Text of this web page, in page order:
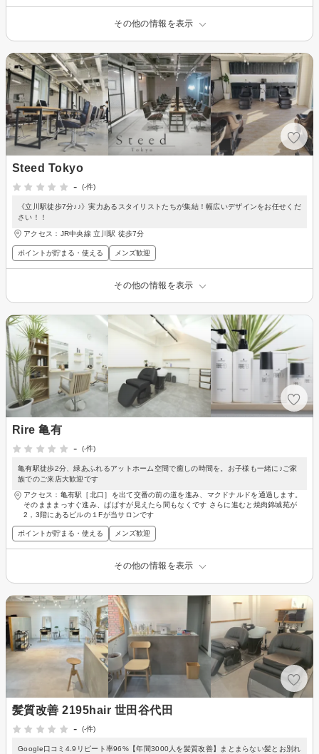
その他の情報を表示
Steed Tokyo
-
(-件)
《立川駅徒歩7分♪♪》実力あるスタイリストたちが集結！幅広いデザインをお任せくだ
さい！！
アクセス：JR中央線 立川駅 徒歩7分
ポイントが貯まる・使える メンズ歓迎
その他の情報を表示
Rire 亀有
-
(-件)
亀有駅徒歩2分、緑あふれるアットホーム空間で癒しの時間を。お子様も一緒に♪ご家
族でのご来店大歓迎です
アクセス：亀有駅［北口］を出て交番の前の道を進み、マクドナルドを通過します。
そのまままっすぐ進み、ぱぱすが見えたら間もなくです さらに進むと焼肉錦城苑が
2，3階にあるビルの１Fが当サロンです
ポイントが貯まる・使える メンズ歓迎
その他の情報を表示
髪質改善 2195hair 世田谷代田
-
(-件)
Google口コミ4.9リピート率96%【年間3000人を髪質改善】まとまらない髪とお別れ